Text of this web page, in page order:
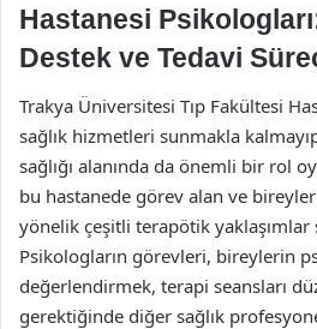
Hastanesi
Destek ve Tedavi
Trakya Üniversitesi Tıp Fakültesi
sağlık hizmetleri sunmakla
sağlığı alanında da önemli bir rol
bu hastanede görev alan ve
yönelik çeşitli terapötik
Psikologların görevleri, bireylerin
değerlendirmek, terapi seansları
gerektiğinde diğer sağlık